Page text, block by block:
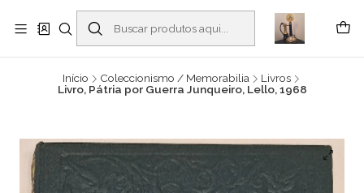
Buscantiguidades - Leilões. Colecionismo e antiguidades em Viana do
Castelo -
Leia mais
Início Coleccionismo / Memorabilia
Livros
Livro, Pátria por Guerra Junqueiro, Lello, 1968